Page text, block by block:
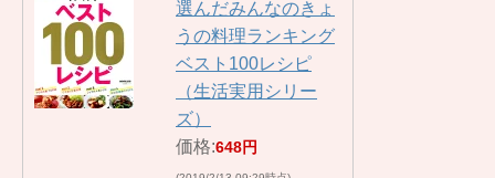
選んだみんなのきょ
うの料理ランキング
ベスト100レシピ
（生活実用シリー
ズ）
価格:648円